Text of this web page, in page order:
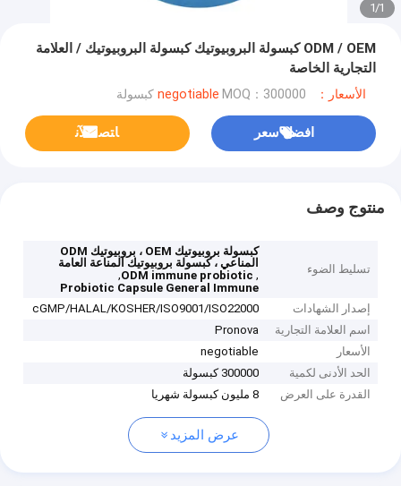
1
/
1
ODM / OEM كبسولة البروبيوتيك كبسولة البروبيوتيك / العلامة
التجارية الخاصة
الأسعار：negotiable MOQ：300000 كبسولة
افضل سعر ﺎﺘﺼﻟ ﺍﻶﻧ
منتوج وصف
تسليط الضوء
كبسولة بروبيوتيك OEM ، بروبيوتيك ODM
المناعي ، كبسولة بروبيوتيك المناعة العامة
,
ODM immune probiotic
,
Probiotic Capsule General Immune
إصدار الشهادات
cGMP/HALAL/KOSHER/ISO9001/ISO22000
اسم العلامة التجارية
Pronova
الأسعار
negotiable
الحد الأدنى لكمية
300000 كبسولة
القدرة على العرض
8 مليون كبسولة شهريا
عرض المزيد